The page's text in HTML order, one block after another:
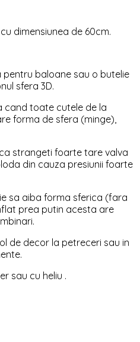
dimensiunea de 60cm.
pentru baloane sau o butelie
sfera 3D.
cand toate cutele de la
forma de sfera (minge),
strangeti foarte tare valva
din cauza presiunii foarte
sa aiba forma sferica (fara
prea putin acesta are
de decor la petreceri sau in
sau cu heliu .